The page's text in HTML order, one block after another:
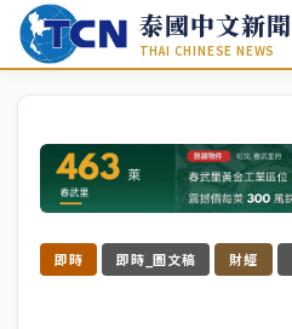
泰國中文新聞
THAI CHINESE NEWS
即時 即時_圖文稿 財經